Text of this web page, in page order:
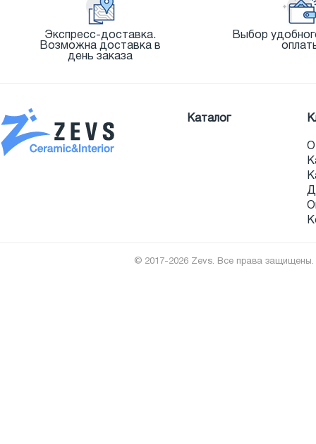
Экспресс-доставка.
Возможна доставка в
день заказа
Выбор
Каталог
О
© 2017-2026 Zevs. Все права